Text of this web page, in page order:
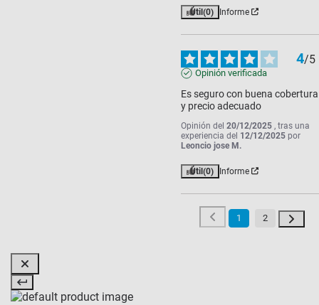
Útil(0) Informe
4/5
Opinión verificada
Es seguro con buena cobertura
y precio adecuado
Opinión del20/12/2025 , tras una
experiencia del 12/12/2025 por
Leoncio jose M.
Útil(0) Informe
1 2